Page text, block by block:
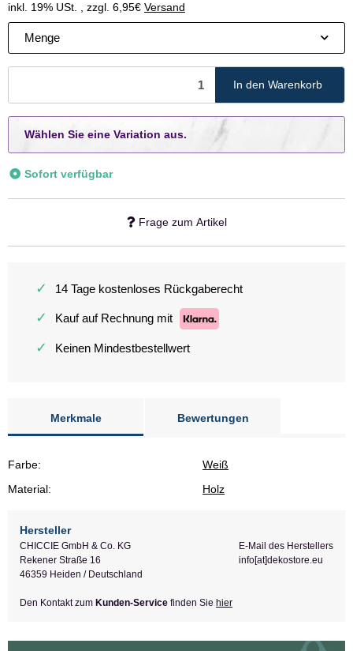
inkl. 19% USt. , zzgl. 6,95€ Versand
Menge
In den Warenkorb
x
Wählen Sie eine Variation aus.
Sofort verfügbar
Frage zum Artikel
✓ 14 Tage kostenloses Rückgaberecht
✓ Kauf auf Rechnung mit
✓ Keinen Mindestbestellwert
Merkmale Bewertungen
Farbe:
Weiß
Material:
Holz
Hersteller
CHICCIE GmbH & Co. KG
Rekener Straße 16
46359 Heiden / Deutschland
E-Mail des Herstellers
info[at]dekostore.eu
Den Kontakt zum Kunden-Service finden Sie hier